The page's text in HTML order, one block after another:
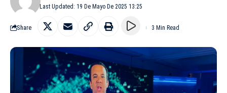
Last Updated: 19 De Mayo De 2025 13:25
Share 3 Min Read